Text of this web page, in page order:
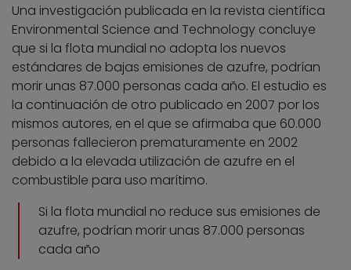
Una investigación publicada en la revista científica
Environmental Science and Technology concluye
que si la flota mundial no adopta los nuevos
estándares de bajas emisiones de azufre, podrían
morir unas 87.000 personas cada año. El estudio es
la continuación de otro publicado en 2007 por los
mismos autores, en el que se afirmaba que 60.000
personas fallecieron prematuramente en 2002
debido a la elevada utilización de azufre en el
combustible para uso marítimo.
Si la flota mundial no reduce sus emisiones de
azufre, podrían morir unas 87.000 personas
cada año